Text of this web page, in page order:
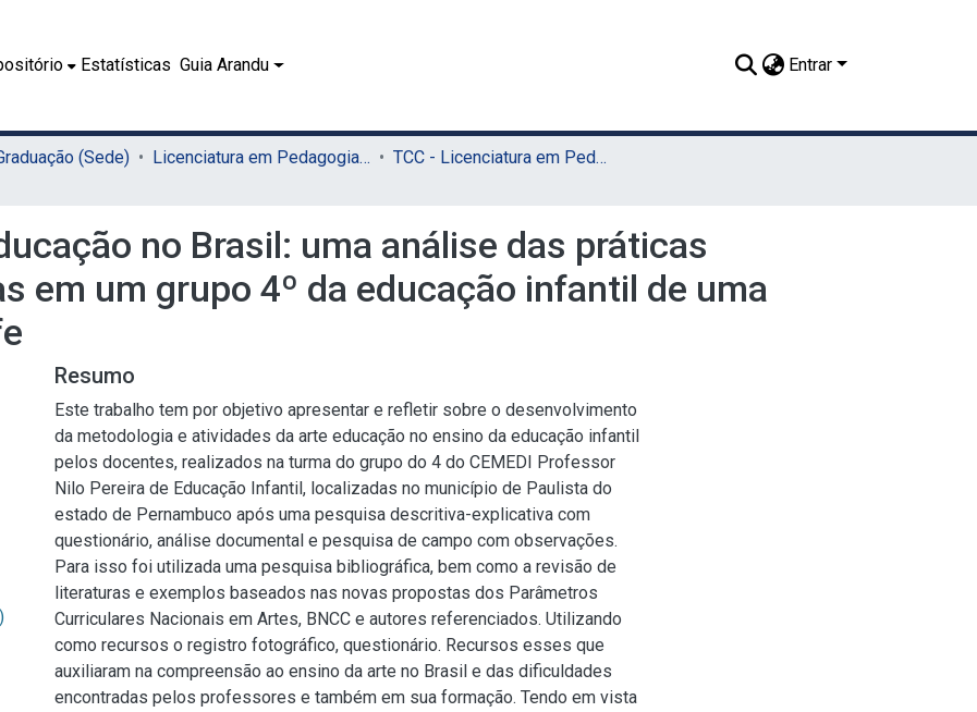
Estatísticas Guia Arandu Entrar
(Sede) Licenciatura em Pedagogia (Sede)
TCC - Licenciatura em Pedagogia (Sede)
no Brasil: uma análise das práticas
em um grupo 4º da educação infantil de uma
Resumo
Este trabalho tem por objetivo apresentar e refletir sobre o desenvolvimento
da metodologia e atividades da arte educação no ensino da educação infantil
pelos docentes, realizados na turma do grupo do 4 do CEMEDI Professor
Nilo Pereira de Educação Infantil, localizadas no município de Paulista do
estado de Pernambuco após uma pesquisa descritiva-explicativa com
questionário, análise documental e pesquisa de campo com observações.
Para isso foi utilizada uma pesquisa bibliográfica, bem como a revisão de
literaturas e exemplos baseados nas novas propostas dos Parâmetros
Curriculares Nacionais em Artes, BNCC e autores referenciados. Utilizando
como recursos o registro fotográfico, questionário. Recursos esses que
auxiliaram na compreensão ao ensino da arte no Brasil e das dificuldades
encontradas pelos professores e também em sua formação. Tendo em vista